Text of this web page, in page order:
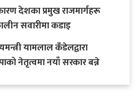
देशका प्रमुख राजमार्गहरू
सवारीमा कडाइ
यामलाल कँडेलद्वारा
नेतृत्वमा नयाँ सरकार बन्ने